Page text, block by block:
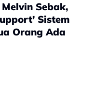
Sebak,
Sistem
Orang Ada